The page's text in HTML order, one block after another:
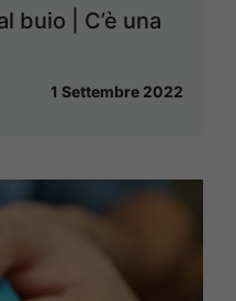
buio | C’è una
1 Settembre 2022